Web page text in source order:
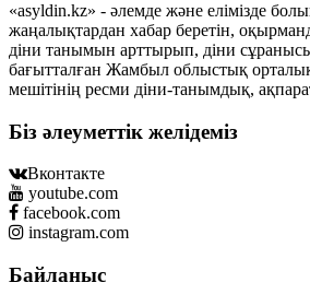
«asyldin.kz» - әлемде және елімізде
жаңалықтардан хабар беретін,
діни танымын арттырып, діни
бағытталған Жамбыл облыстық
мешітінің ресми діни-танымдық,
Біз әлеуметтік желідеміз
Вконтакте
youtube.com
facebook.com
instagram.com
Байланыс